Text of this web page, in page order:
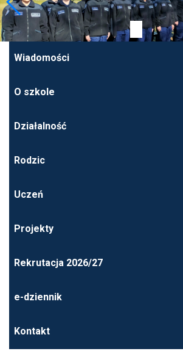
Wiadomości
O szkole
Działalność
Rodzic
Uczeń
Projekty
Rekrutacja 2026/27
e-dziennik
Kontakt